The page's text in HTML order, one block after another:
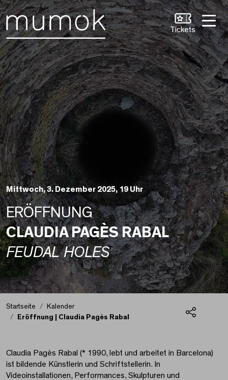
Zum Inhalt [1]
Zum Hauptmenü [2]
Zur Suche [3]
Tickets
Mittwoch, 3. Dezember 2025, 19 Uhr
ERÖFFNUNG
CLAUDIA PAGÈS RABAL
FEUDAL HOLES
Startseite
Kalender
Eröffnung | Claudia Pagès Rabal
Eröffnung | Claudia
Claudia Pagès Rabal (* 1990, lebt und arbeitet in Barcelona)
ist bildende Künstlerin und Schriftstellerin. In
Videoinstallationen, Performances, Skulpturen und